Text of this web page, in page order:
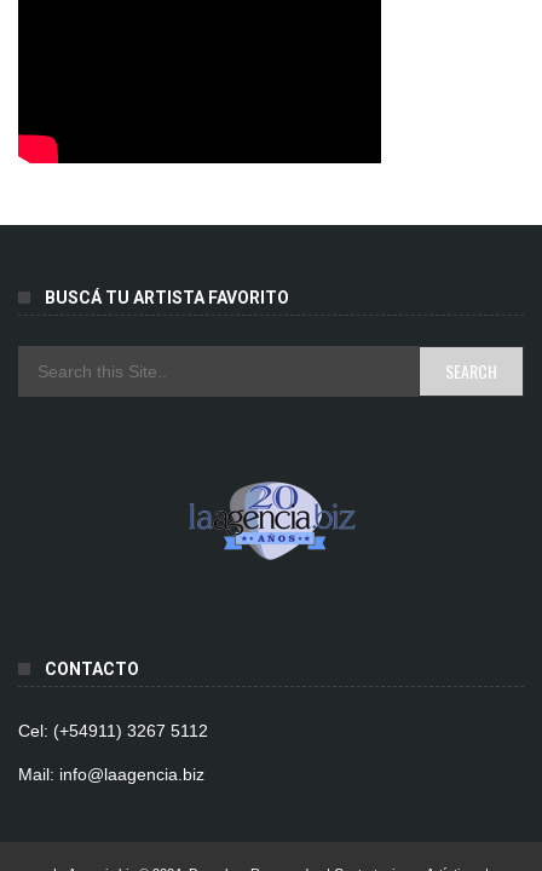
BUSCÁ TU ARTISTA FAVORITO
CONTACTO
Cel: (+54911) 3267 5112
Mail: info@laagencia.biz